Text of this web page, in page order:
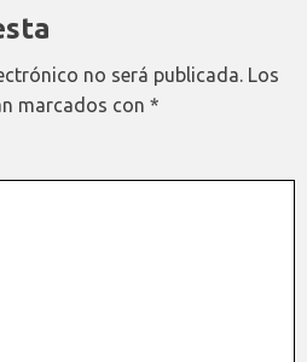
no será publicada. Los
marcados con *